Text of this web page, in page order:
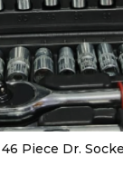
Piece Dr.